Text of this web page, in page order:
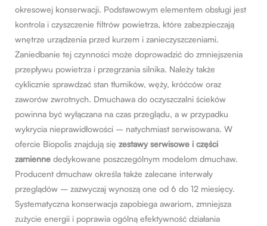
okresowej konserwacji. Podstawowym elementem obsługi jest
kontrola i czyszczenie filtrów powietrza, które zabezpieczają
wnętrze urządzenia przed kurzem i zanieczyszczeniami.
Zaniedbanie tej czynności może doprowadzić do zmniejszenia
przepływu powietrza i przegrzania silnika. Należy także
cyklicznie sprawdzać stan tłumików, węży, króćców oraz
zaworów zwrotnych. Dmuchawa do oczyszczalni ścieków
powinna być wyłączana na czas przeglądu, a w przypadku
wykrycia nieprawidłowości – natychmiast serwisowana. W
ofercie Biopolis znajdują się zestawy serwisowe i części
zamienne dedykowane poszczególnym modelom dmuchaw.
Producent dmuchaw określa także zalecane interwały
przeglądów – zazwyczaj wynoszą one od 6 do 12 miesięcy.
Systematyczna konserwacja zapobiega awariom, zmniejsza
zużycie energii i poprawia ogólną efektywność działania